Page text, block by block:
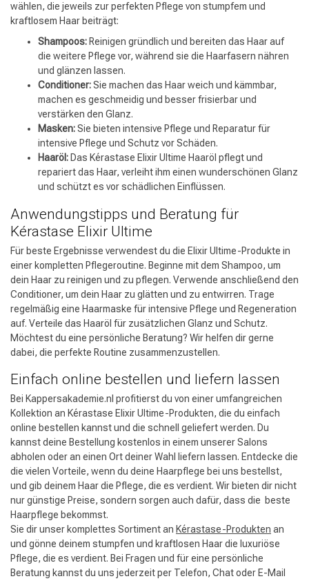
wählen, die jeweils zur perfekten Pflege von stumpfem und
kraftlosem Haar beiträgt:
Shampoos: Reinigen gründlich und bereiten das Haar auf
die weitere Pflege vor, während sie die Haarfasern nähren
und glänzen lassen.
Conditioner:Sie machen das Haar weich und kämmbar,
machen es geschmeidig und besser frisierbar und
verstärken den Glanz.
Masken:Sie bieten intensive Pflege und Reparatur für
intensive Pflege und Schutz vor Schäden.
Haaröl: Das Kérastase Elixir Ultime Haaröl pflegt und
repariert das Haar, verleiht ihm einen wunderschönen Glanz
und schützt es vor schädlichen Einflüssen.
Anwendungstipps und Beratung für
Kérastase Elixir Ultime
Für beste Ergebnisse verwendest du die Elixir Ultime-Produkte in
einer kompletten Pflegeroutine. Beginne mit dem Shampoo, um
dein Haar zu reinigen und zu pflegen. Verwende anschließend den
Conditioner, um dein Haar zu glätten und zu entwirren. Trage
regelmäßig eine Haarmaske für intensive Pflege und Regeneration
auf. Verteile das Haaröl für zusätzlichen Glanz und Schutz.
Möchtest du eine persönliche Beratung? Wir helfen dir gerne
dabei, die perfekte Routine zusammenzustellen.
Einfach online bestellen und liefern lassen
Bei Kappersakademie.nl profitierst du von einer umfangreichen
Kollektion an Kérastase Elixir Ultime-Produkten, die du einfach
online bestellen kannst und die schnell geliefert werden. Du
kannst deine Bestellung kostenlos in einem unserer Salons
abholen oder an einen Ort deiner Wahl liefern lassen. Entdecke die
die vielen Vorteile, wenn du deine Haarpflege bei uns bestellst,
und gib deinem Haar die Pflege, die es verdient. Wir bieten dir nicht
nur günstige Preise, sondern sorgen auch dafür, dass die beste
Haarpflege bekommst.
Sie dir unser komplettes Sortiment an Kérastase-Produkten an
und gönne deinem stumpfen und kraftlosen Haar die luxuriöse
Pflege, die es verdient. Bei Fragen und für eine persönliche
Beratung kannst du uns jederzeit per Telefon, Chat oder E-Mail